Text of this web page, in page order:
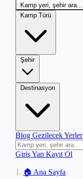
Kamp yeri, şehir ara...
Kamp Türü
Şehir
Destinasyon
Blog Gezilecek Yerler
Giriş Yap Kayıt Ol
🏠 Ana Sayfa